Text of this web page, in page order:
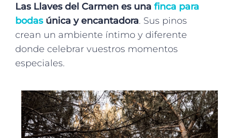
Las Llaves del Carmen es una finca para
bodasúnica y encantadora. Sus pinos
crean un ambiente íntimo y diferente
donde celebrar vuestros momentos
especiales.